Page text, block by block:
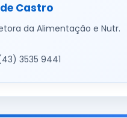
Castro
da Alimentação e Nutr.
3535 9441